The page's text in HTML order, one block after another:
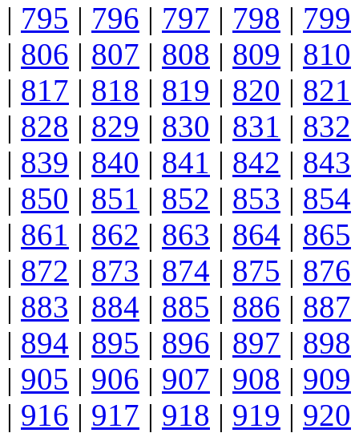
| 795 | 796 | 797 | 798 | 799
| 806 | 807 | 808 | 809 | 810
| 817 | 818 | 819 | 820 | 821
| 828 | 829 | 830 | 831 | 832
| 839 | 840 | 841 | 842 | 843
| 850 | 851 | 852 | 853 | 854
| 861 | 862 | 863 | 864 | 865
| 872 | 873 | 874 | 875 | 876
| 883 | 884 | 885 | 886 | 887
| 894 | 895 | 896 | 897 | 898
| 905 | 906 | 907 | 908 | 909
| 916 | 917 | 918 | 919 | 920